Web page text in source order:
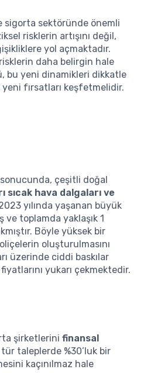
sigorta sektöründe önemli
risklerin artışını değil,
yol açmaktadır.
risklerin daha belirgin hale
bu yeni dinamikleri dikkatle
fırsatları keşfetmelidir.
çeşitli doğal
sıcak hava dalgaları ve
yılında yaşanan büyük
toplamda yaklaşık 1
Böyle yüksek bir
oluşturulmasını
üzerinde ciddi baskılar
yukarı çekmektedir.
şirketlerinifinansal
taleplerde %30’luk bir
kaçınılmaz hale